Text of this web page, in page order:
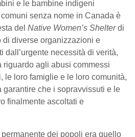
e le bambine indigeni
senza nome in Canada è
del Native Women’s Shelterdi
di diverse organizzazioni e
dall’urgente necessità di verità,
agli abusi commessi
le loro famiglie e le loro comunità,
che i sopravvissuti e le
finalmente ascoltati e
permanente dei popoli era quello